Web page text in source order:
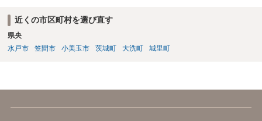
近くの市区町村を選び直す
県央
水戸市
笠間市 小美玉市 茨城町 大洗町 城里町